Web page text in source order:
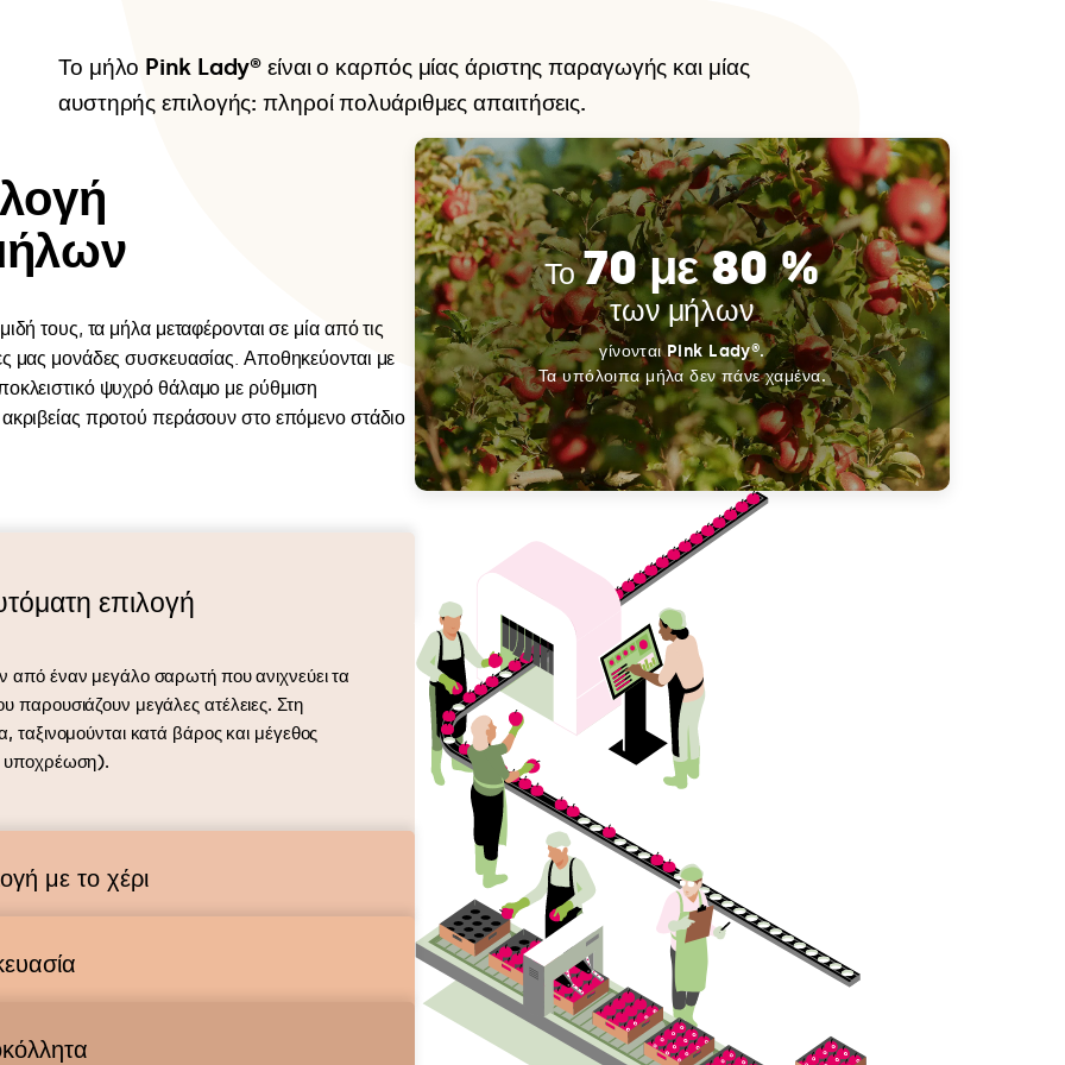
Το μήλο Pink Lady® είναι ο καρπός μίας άριστης παραγωγής και μίας
αυστηρής επιλογής: πληροί πολυάριθμες απαιτήσεις.
τους, τα μήλα μεταφέρονται σε μία από τις
μας μονάδες συσκευασίας. Αποθηκεύονται με
ψυχρό θάλαμο με ρύθμιση
προτού περάσουν στο επόμενο στάδιο
Το70 με 80 %
των μήλων
γίνονται Pink Lady®.
Τα υπόλοιπα μήλα δεν πάνε χαμένα.
επιλογή
από έναν μεγάλο σαρωτή που ανιχνεύει τα
παρουσιάζουν μεγάλες ατέλειες. Στη
ταξινομούνται κατά βάρος και μέγεθος
υποχρέωση).
με το χέρι